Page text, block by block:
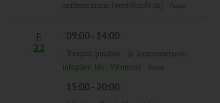
auditeerimine (veebikoolitus)
Tasuta
E
22
09:00- 14:00
Tootjate pindala- ja loomatoetuste
infopäev Ida-Virumaal
Tasuta
15:00- 20:00